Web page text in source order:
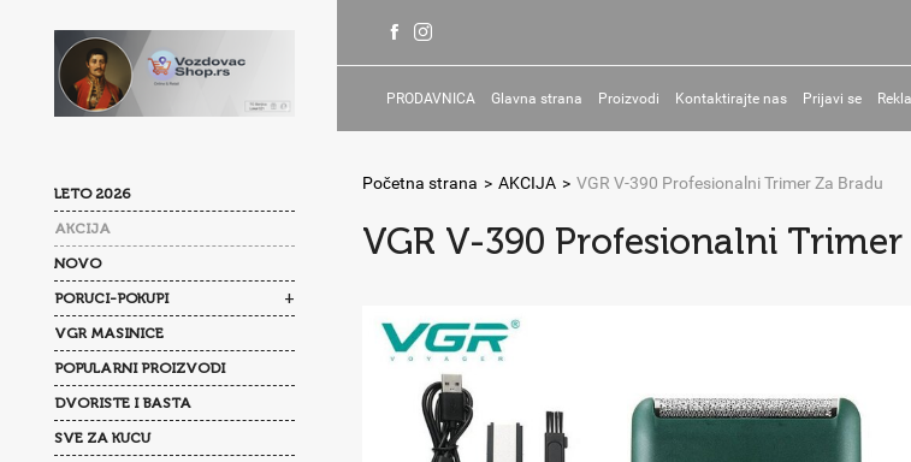
LETO 2026
AKCIJA
NOVO
PORUCI-POKUPI +
VGR MASINICE
POPULARNI PROIZVODI
DVORISTE I BASTA
SVE ZA KUCU
PRODAVNICA Glavna strana Proizvodi Kontaktirajte nas Prijavi se
Početna strana > AKCIJA > VGR V-390 Profesionalni Trimer Za Bradu
VGR V-390 Profesionalni